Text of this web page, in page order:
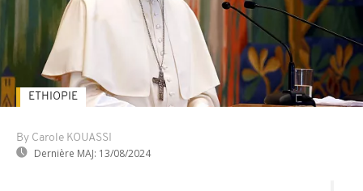
By Carole KOUASSI
Dernière MAJ: 13/08/2024
ETHIOPIE